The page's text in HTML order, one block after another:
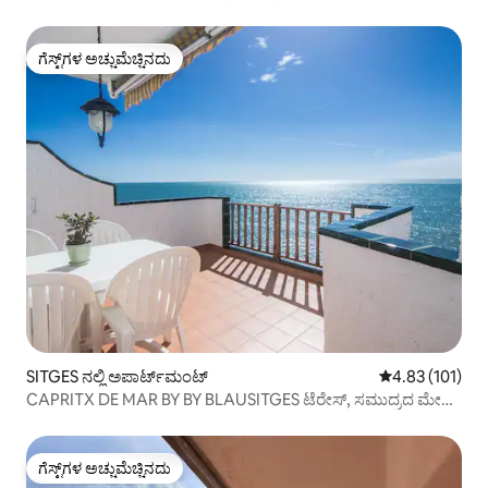
ಗೆಸ್ಟ್‌ಗಳ ಅಚ್ಚುಮೆಚ್ಚಿನದು
ಗೆಸ್ಟ್‌ಗಳ ಅಚ್ಚುಮೆಚ್ಚಿನದು
SITGES ನಲ್ಲಿ ಅಪಾರ್ಟ್‌ಮಂಟ್ 5 ರಲ್ಲಿ 4.83
4.83 (101)
CAPRITX DE MAR BY BY BLAUSITGES ಟೆರೇಸ್, ಸಮುದ್ರದ ಮೇಲೆ
ಗೆಸ್ಟ್‌ಗಳ ಅಚ್ಚುಮೆಚ್ಚಿನದು
ಗೆಸ್ಟ್‌ಗಳ ಅಚ್ಚುಮೆಚ್ಚಿನದು